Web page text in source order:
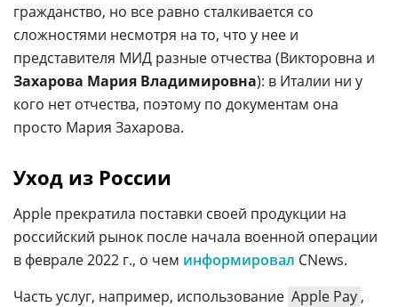
гражданство, но все равно сталкивается со
сложностями несмотря на то, что у нее и
представителя МИД разные отчества (Викторовна и
Захарова Мария Владимировна): в Италии ни у
кого нет отчества, поэтому по документам она
просто Мария Захарова.
Уход из России
Apple прекратила поставки своей продукции на
российский рынок после начала военной операции
в феврале 2022 г., о чем информировал CNews.
Часть услуг, например, использование Apple Pay ,